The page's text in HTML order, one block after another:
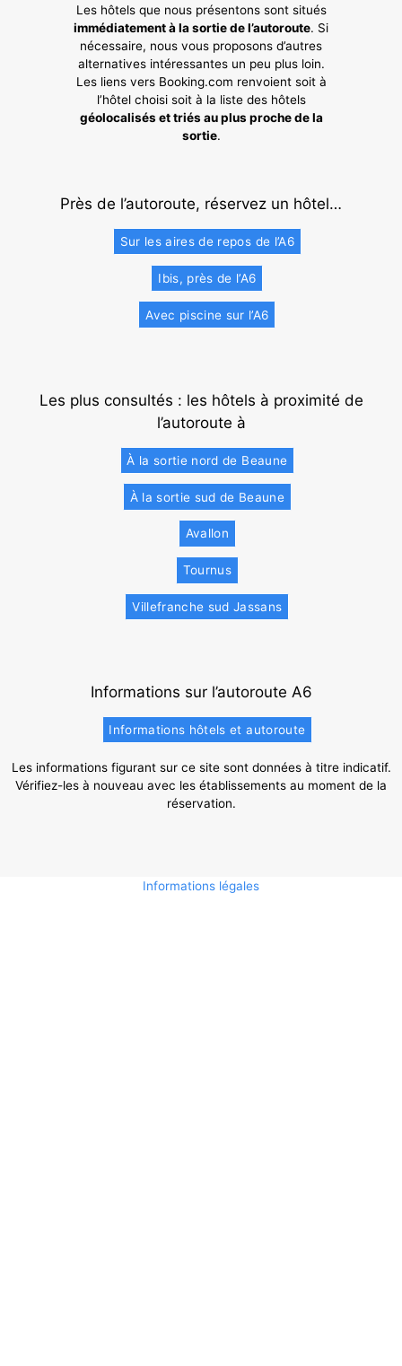
Les hôtels que nous présentons sont situés
immédiatement à la sortie de l’autoroute. Si
nécessaire, nous vous proposons d’autres
alternatives intéressantes un peu plus loin.
Les liens vers Booking.com renvoient soit à
l’hôtel choisi soit à la liste des hôtels
géolocalisés et triés au plus proche de la
sortie.
Près de l’autoroute, réservez un hôtel…
Sur les aires de repos de l’A6
Ibis, près de l’A6
Avec piscine sur l’A6
Les plus consultés : les hôtels à proximité de
l’autoroute à
À la sortie nord de Beaune
À la sortie sud de Beaune
Avallon
Tournus
Villefranche sud Jassans
Informations sur l’autoroute A6
Informations hôtels et autoroute
Les informations figurant sur ce site sont données à titre indicatif.
Vérifiez-les à nouveau avec les établissements au moment de la
réservation.
Informations légales